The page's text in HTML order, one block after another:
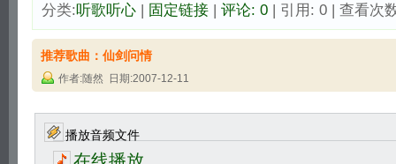
分类:听歌听心| 固定链接| 评论: 0| 引用: 0 | 查看次
推荐歌曲：仙剑问情
作者:随然 日期:2007-12-11
播放音频文件